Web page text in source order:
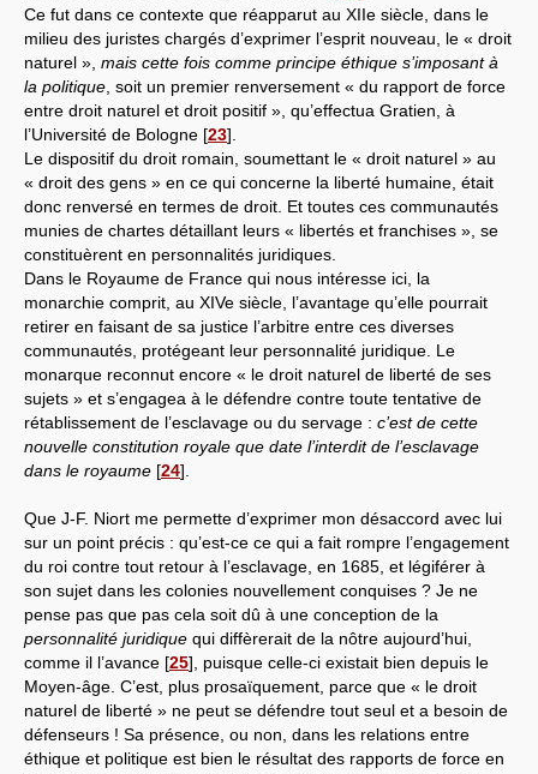
Ce fut dans ce contexte que réapparut au XIIe siècle, dans le
milieu des juristes chargés d’exprimer l’esprit nouveau, le « droit
naturel », mais cette fois comme principe éthique s’imposant à
la politique , soit un premier renversement « du rapport de force
entre droit naturel et droit positif », qu’effectua Gratien, à
l’Université de Bologne [23]
Le dispositif du droit romain, soumettant le « droit naturel » au
« droit des gens » en ce qui concerne la liberté humaine, était
donc renversé en termes de droit. Et toutes ces communautés
munies de chartes détaillant leurs « libertés et franchises », se
constituèrent en personnalités juridiques.
Dans le Royaume de France qui nous intéresse ici, la
monarchie comprit, au XIVe siècle, l’avantage qu’elle pourrait
retirer en faisant de sa justice l’arbitre entre ces diverses
communautés, protégeant leur personnalité juridique. Le
monarque reconnut encore « le droit naturel de liberté de ses
sujets » et s’engagea à le défendre contre toute tentative de
rétablissement de l’esclavage ou du servage : c’est de cette
nouvelle constitution royale que date l’interdit de l’esclavage
dans le royaume [24]
Que J-F. Niort me permette d’exprimer mon désaccord avec lui
sur un point précis : qu’est-ce ce qui a fait rompre l’engagement
du roi contre tout retour à l’esclavage, en 1685, et légiférer à
son sujet dans les colonies nouvellement conquises ? Je ne
pense pas que pas cela soit dû à une conception de la
personnalité juridique qui diffèrerait de la nôtre aujourd’hui,
comme il l’avance [25] , puisque celle-ci existait bien depuis le
Moyen-âge. C’est, plus prosaïquement, parce que « le droit
naturel de liberté » ne peut se défendre tout seul et a besoin de
défenseurs ! Sa présence, ou non, dans les relations entre
éthique et politique est bien le résultat des rapports de force en